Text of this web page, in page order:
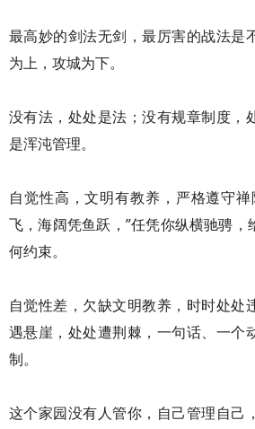
最高妙的剑法无剑，最厉害的战法是
为上，攻城为下。
没有法，处处是法；没有规章制度，
是浑沌管理。
自觉性高，文明有教养，严格遵守
飞，海阔凭鱼跃，”任凭你纵横驰骋
何约束。
自觉性差，欠缺文明教养，时时处处
遇悬崖，处处遭荆棘，一句话、一个
制。
这个家园没有人管你，自己管理自己